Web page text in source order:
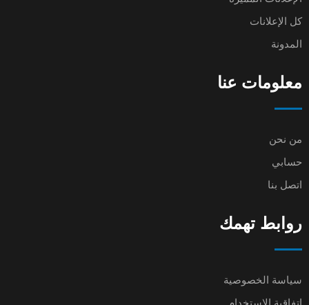
كل الإعلانات
المدونة
معلومات عنا
من نحن
حسابي
اتصل بنا
روابط تهمك
سياسة الخصوصية